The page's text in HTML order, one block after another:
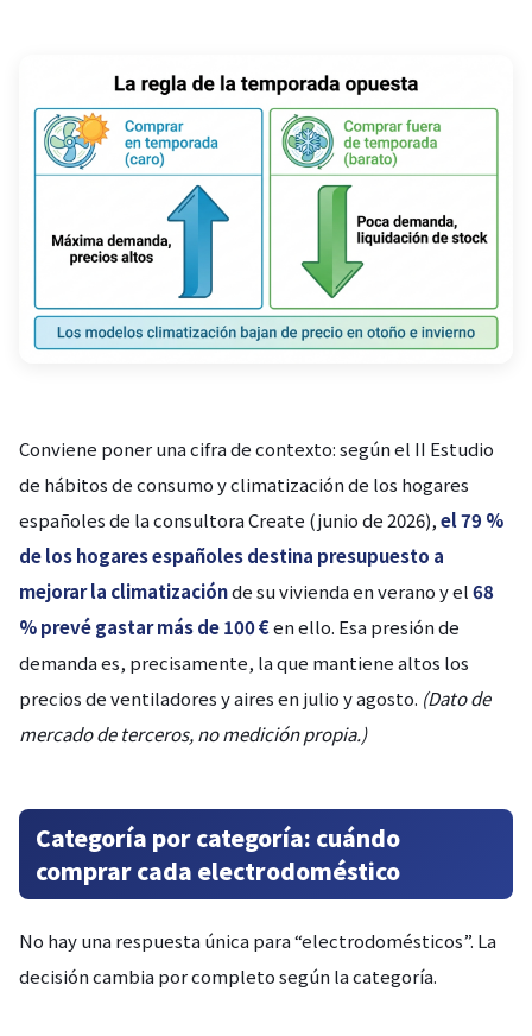
Conviene poner una cifra de contexto: según el II Estudio
de hábitos de consumo y climatización de los hogares
españoles de la consultora Create (junio de 2026),el 79 %
de los hogares españoles destina presupuesto a
mejorar la climatizaciónde su vivienda en verano y el68
% prevé gastar más de 100 €en ello. Esa presión de
demanda es, precisamente, la que mantiene altos los
precios de ventiladores y aires en julio y agosto. (Dato de
mercado de terceros, no medición propia.)
Categoría por categoría: cuándo
comprar cada electrodoméstico
No hay una respuesta única para “electrodomésticos”. La
decisión cambia por completo según la categoría.